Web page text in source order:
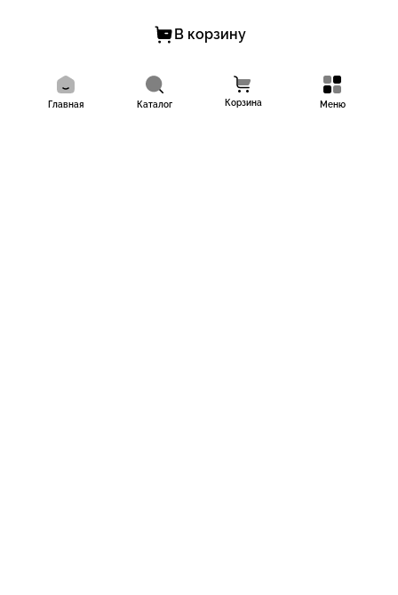
В корзину
Главная Каталог Корзина Меню